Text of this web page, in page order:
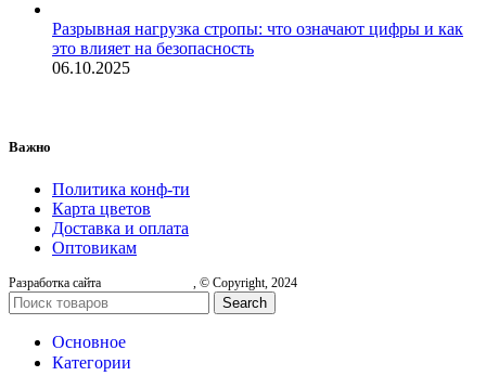
Разрывная нагрузка стропы: что означают цифры и как
это влияет на безопасность
06.10.2025
Важно
Политика конф-ти
Карта цветов
Доставка и оплата
Оптовикам
Разработка сайта , © Copyright, 2024
Search
Основное
Категории